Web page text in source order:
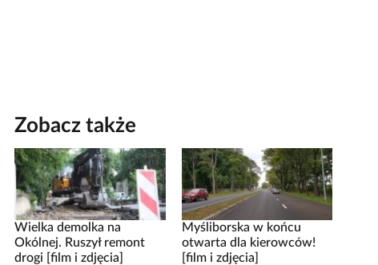
Zobacz także
Wielka demolka na
Okólnej. Ruszył remont
drogi [film i zdjęcia]
Myśliborska w końcu
otwarta dla kierowców!
[film i zdjęcia]